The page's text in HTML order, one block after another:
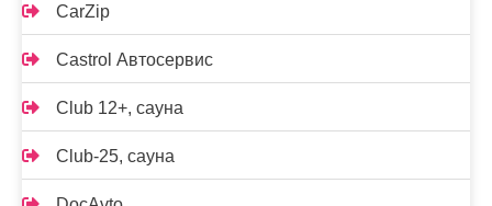
CarZip
Castrol Автосервис
Club 12+, сауна
Club-25, сауна